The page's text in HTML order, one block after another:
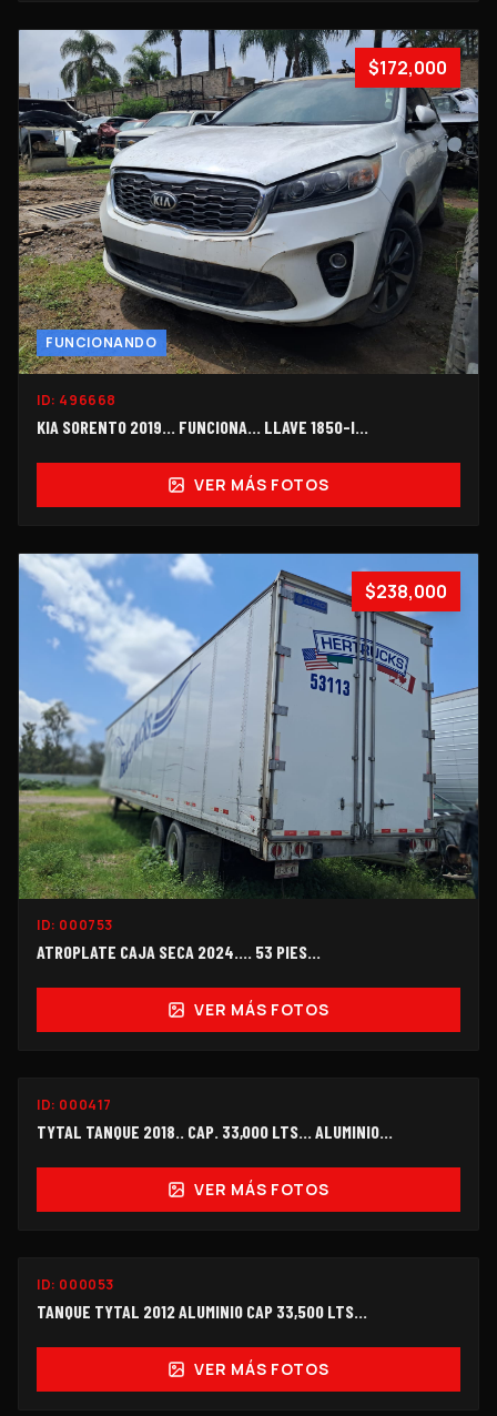
$172,000
FUNCIONANDO
ID: 496668
KIA SORENTO 2019... FUNCIONA… LLAVE 1850-I...
VER MÁS FOTOS
$238,000
ID: 000753
ATROPLATE CAJA SECA 2024.... 53 PIES...
VER MÁS FOTOS
ID: 000417
TYTAL TANQUE 2018.. CAP. 33,000 LTS... ALUMINIO...
VER MÁS FOTOS
ID: 000053
TANQUE TYTAL 2012 ALUMINIO CAP 33,500 LTS...
VER MÁS FOTOS